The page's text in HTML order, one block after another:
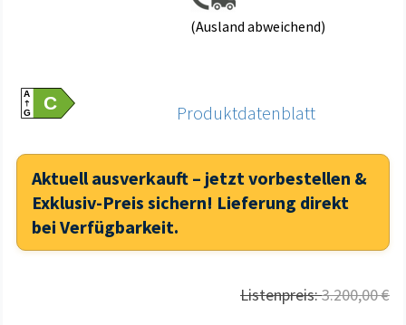
(Ausland abweichend)
A
GC Produktdatenblatt
Aktuell ausverkauft – jetzt vorbestellen &
Exklusiv-Preis sichern! Lieferung direkt
bei Verfügbarkeit.
Listenpreis:3.200,00 €